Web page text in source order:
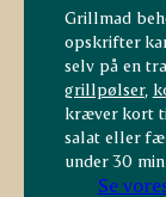
Grillmad
opskrifter
selv på en
grillpølser,
kræver kort
salat eller
under 30
Se